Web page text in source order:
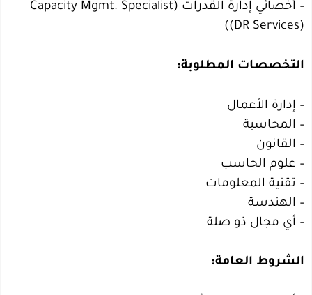
– أخصائي إدارة القدرات (Capacity Mgmt. Specialist
(DR Services))
التخصصات المطلوبة:
– إدارة الأعمال
– المحاسبة
– القانون
– علوم الحاسب
– تقنية المعلومات
– الهندسة
– أي مجال ذو صلة
الشروط العامة: